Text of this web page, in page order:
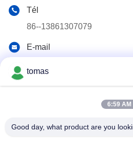
Tél
86--13861307079
E-mail
de Suzhou Suzhou, Jiangsu,
tomas
6:59 AM
Good day, what product are you